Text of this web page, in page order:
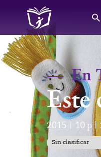
— En
Este
2015 10 p |
Sin clasificar